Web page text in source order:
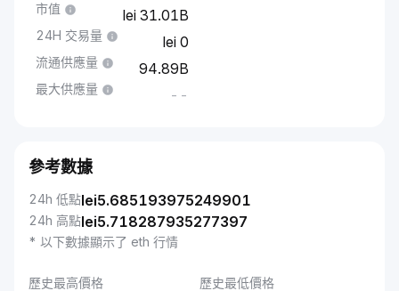
市值 31.01B
24H 交易量 0
流通供應量 94.89B
最大供應量 --
參考數據
24h 低點lei5.685193975249901
24h 高點lei5.718287935277397
* 以下數據顯示了 eth 行情
歷史最高價格 歷史最低價格